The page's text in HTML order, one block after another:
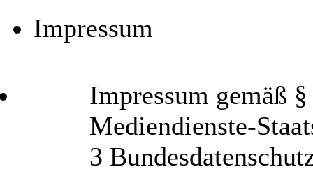
Impressum
Impressum gemäß
Mediendienste-
3